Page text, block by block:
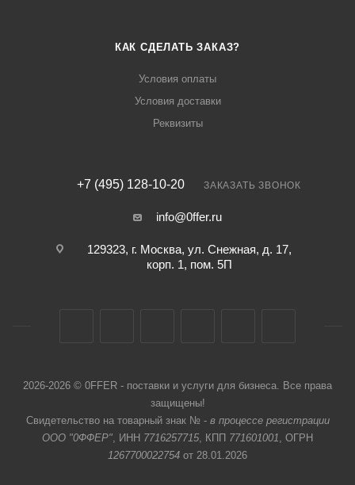
КАК СДЕЛАТЬ ЗАКАЗ?
Условия оплаты
Условия доставки
Реквизиты
+7 (495) 128-10-20 ЗАКАЗАТЬ ЗВОНОК
info@0ffer.ru
129323, г. Москва, ул. Снежная, д. 17,
корп. 1, пом. 5П
2026-2026 © 0FFER - поставки и услуги для бизнеса. Все права
защищены!
Свидетельство на товарный знак № - в процессе регистрации
ООО "0ФФЕР", ИНН 7716257715, КПП 771601001, ОГРН
1267700022754 от 28.01.2026